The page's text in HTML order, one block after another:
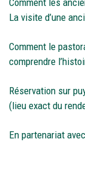
Comment les
La visite d’une
Comment le
comprendre
Réservation sur
(lieu exact du
En partenariat